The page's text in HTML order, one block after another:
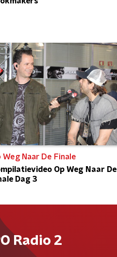
Weg Naar De Finale
Op Weg Naar De
Dag 3
Radio 2